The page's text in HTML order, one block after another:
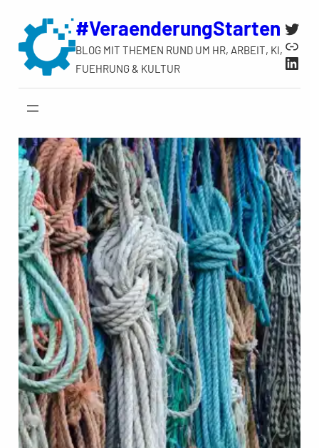
Inhalt
springen
#VeraenderungStarten
BLOG MIT THEMEN RUND UM HR, ARBEIT, KI,
FUEHRUNG & KULTUR
Link